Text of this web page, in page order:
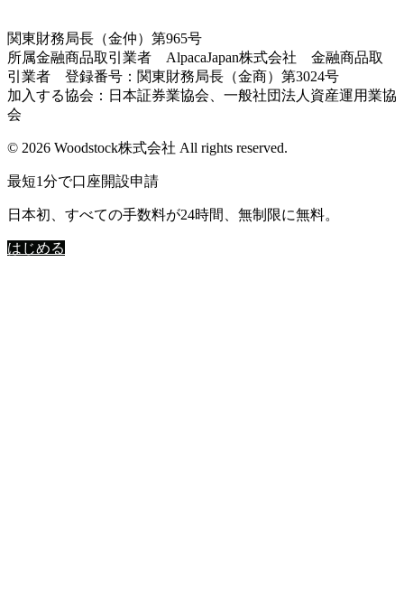
関東財務局長（金仲）第965号
所属金融商品取引業者 AlpacaJapan株式会社 金融商品取
引業者 登録番号：関東財務局長（金商）第3024号
加入する協会：日本証券業協会、一般社団法人資産運用業協
会
© 2026 Woodstock株式会社 All rights reserved.
最短1分で口座開設申請
日本初、すべての手数料が24時間、無制限に無料。
はじめる